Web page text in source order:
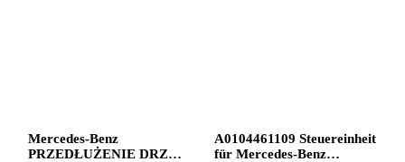
Mercedes-Benz
PRZEDŁUŻENIE DRZWI
A0104461109 Steuereinheit
für Mercedes-Benz